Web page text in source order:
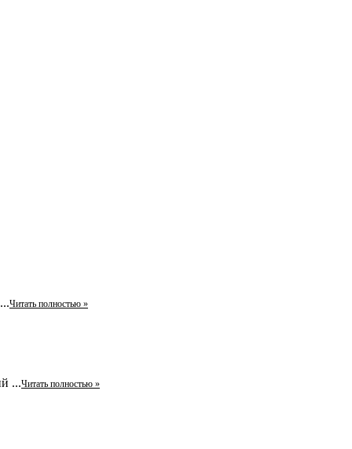
Читать полностью »
...Читать полностью »